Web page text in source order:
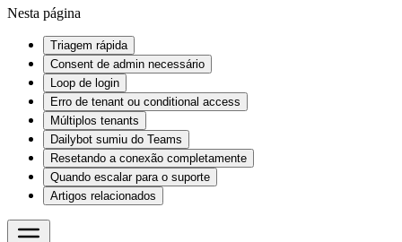
Nesta página
Triagem rápida
Consent de admin necessário
Loop de login
Erro de tenant ou conditional access
Múltiplos tenants
Dailybot sumiu do Teams
Resetando a conexão completamente
Quando escalar para o suporte
Artigos relacionados